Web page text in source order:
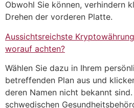
Obwohl Sie können, verhindern
Drehen der vorderen Platte.
Aussichtsreichste
worauf achten?
Wählen Sie dazu in Ihrem
betreffenden Plan aus und
deren Namen nicht bekannt
schwedischen